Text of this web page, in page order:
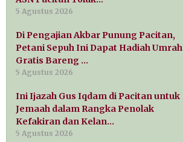
5 Agustus 2026
Di Pengajian Akbar Punung Pacitan,
Petani Sepuh Ini Dapat Hadiah Umrah
Gratis Bareng …
5 Agustus 2026
Ini Ijazah Gus Iqdam di Pacitan untuk
Jemaah dalam Rangka Penolak
Kefakiran dan Kelan…
5 Agustus 2026